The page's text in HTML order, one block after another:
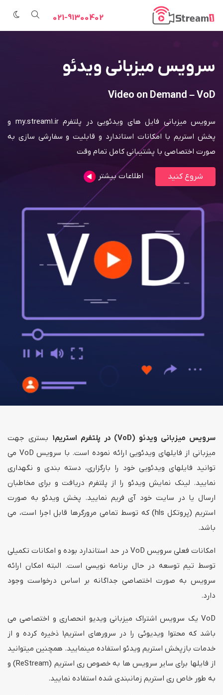
021-91300402
سرویس میزبانی ویدئو
Video on Demand – VoD
سرویس میزبانی فایل های ویدئویی در پلتفرم my.stream1.ir و
پخش استریم با امکانات استاندارد و قابلیت و سفارشی سازی به
صورت اختصاصی با پشتیبانی کامل تمام وقت
شروع کنید اطلاعات بیشتر
سرویس میزبانی ویدئو (VoD) در پلتفرم استریم1
بستری جهت
میزبانی از فایلهای ویدئویی ارائه نموده است. با سرویس VoD می
توانید فایلهای ویدئویی خود را بارگزاری، دسته بندی و نگهداری
نمایید. لینک نمایش ویدئو را از پلتفرم دریافت و برای مخاطبان
ارسال یا در سایت خود آی فریم نمایید. پخش ویدئو به صورت
استریم (پروتکل hls) که توسط تمامی مرورگرها قابل اجرا است، می
باشد.
امکانات فعلی سرویس VoD در حد استاندارد بوده و امکانات تکمیلی
توسط تیم توسعه در حال برنامه نویسی است. البته امکان ارائه
سرویس به صورت اختصاصی جداگانه بر اساس درخواست وجود
دارد.
VoD یک سرویس اشتراک میزبانی ویدیو انحصاری و اختصاصی می
باشد که محتوا ویدیوئی را در سرورهای استریم1 ذخیره کرده و از
خدمات بازپخش استریم ویدئو استفاده مینمایید. همچنین میتوانید
از فایلها برای سایر سرویس ها به خصوص ری استریم (ReStream) و
به طور خاص ری استریم زمانبندی شده استفاده نمایید.